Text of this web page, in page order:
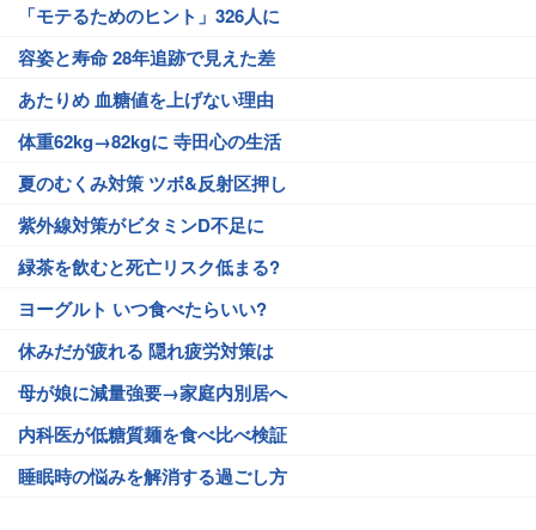
「モテるためのヒント」326人に
容姿と寿命 28年追跡で見えた差
あたりめ 血糖値を上げない理由
体重62kg→82kgに 寺田心の生活
夏のむくみ対策 ツボ&反射区押し
紫外線対策がビタミンD不足に
緑茶を飲むと死亡リスク低まる?
ヨーグルト いつ食べたらいい?
休みだが疲れる 隠れ疲労対策は
母が娘に減量強要→家庭内別居へ
内科医が低糖質麺を食べ比べ検証
睡眠時の悩みを解消する過ごし方